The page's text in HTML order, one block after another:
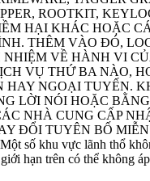
ROOTKIT,
HẠI KHÁC HOẶC
THÊM VÀO ĐÓ,
NHIỆM VỀ HÀNH VI
VỤ THỨ BA NÀO,
HAY NGOẠI TUYẾN.
LỜI NÓI HOẶC
NHÀ CUNG CẤP
ĐỔI TUYÊN BỐ
số khu vực lãnh thổ
hạn trên có thể không